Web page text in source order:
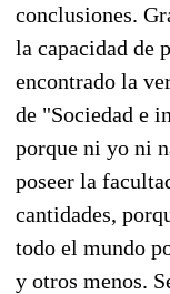
conclusiones.
la capacidad de
encontrado la
de "Sociedad e
porque ni yo ni
poseer la
cantidades,
todo el mundo
y otros menos.